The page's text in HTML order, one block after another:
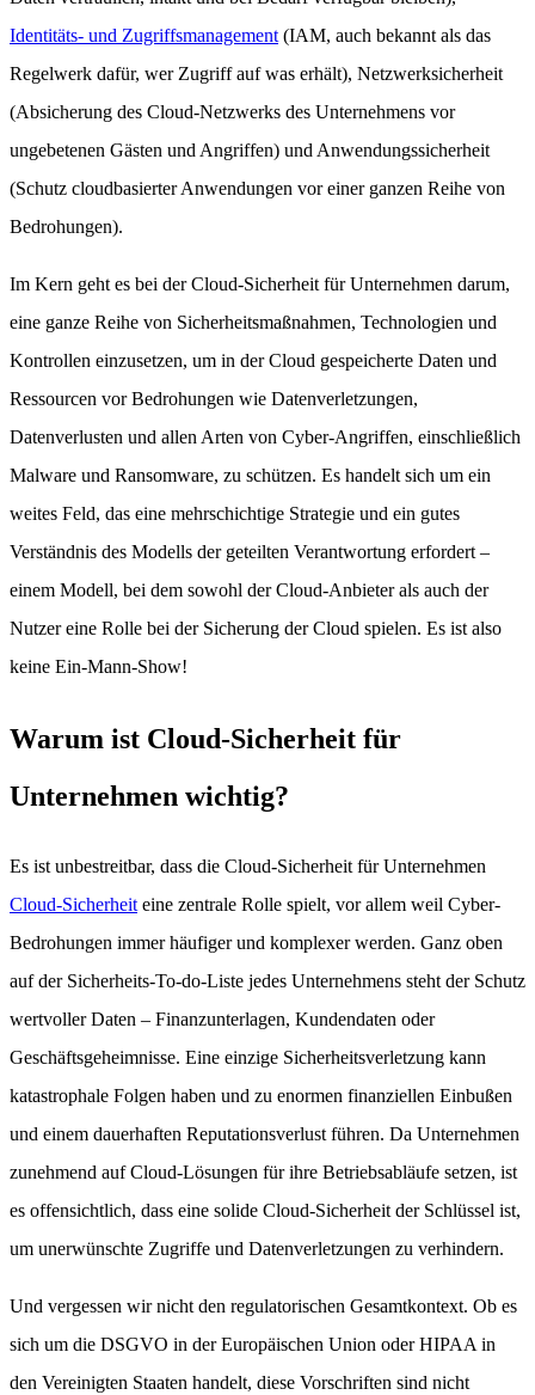
Identitäts- und Zugriffsmanagement (IAM, auch bekannt als das
Regelwerk dafür, wer Zugriff auf was erhält), Netzwerksicherheit
(Absicherung des Cloud-Netzwerks des Unternehmens vor
ungebetenen Gästen und Angriffen) und Anwendungssicherheit
(Schutz cloudbasierter Anwendungen vor einer ganzen Reihe von
Bedrohungen).
Im Kern geht es bei der Cloud-Sicherheit für Unternehmen darum,
eine ganze Reihe von Sicherheitsmaßnahmen, Technologien und
Kontrollen einzusetzen, um in der Cloud gespeicherte Daten und
Ressourcen vor Bedrohungen wie Datenverletzungen,
Datenverlusten und allen Arten von Cyber-Angriffen, einschließlich
Malware und Ransomware, zu schützen. Es handelt sich um ein
weites Feld, das eine mehrschichtige Strategie und ein gutes
Verständnis des Modells der geteilten Verantwortung erfordert –
einem Modell, bei dem sowohl der Cloud-Anbieter als auch der
Nutzer eine Rolle bei der Sicherung der Cloud spielen. Es ist also
keine Ein-Mann-Show!
Warum ist Cloud-Sicherheit für
Unternehmen wichtig?
Es ist unbestreitbar, dass die Cloud-Sicherheit für Unternehmen
Cloud-Sicherheiteine zentrale Rolle spielt, vor allem weil Cyber-
Bedrohungen immer häufiger und komplexer werden. Ganz oben
auf der Sicherheits-To-do-Liste jedes Unternehmens steht der Schutz
wertvoller Daten – Finanzunterlagen, Kundendaten oder
Geschäftsgeheimnisse. Eine einzige Sicherheitsverletzung kann
katastrophale Folgen haben und zu enormen finanziellen Einbußen
und einem dauerhaften Reputationsverlust führen. Da Unternehmen
zunehmend auf Cloud-Lösungen für ihre Betriebsabläufe setzen, ist
es offensichtlich, dass eine solide Cloud-Sicherheit der Schlüssel ist,
um unerwünschte Zugriffe und Datenverletzungen zu verhindern.
Und vergessen wir nicht den regulatorischen Gesamtkontext. Ob es
sich um die DSGVO in der Europäischen Union oder HIPAA in
den Vereinigten Staaten handelt, diese Vorschriften sind nicht